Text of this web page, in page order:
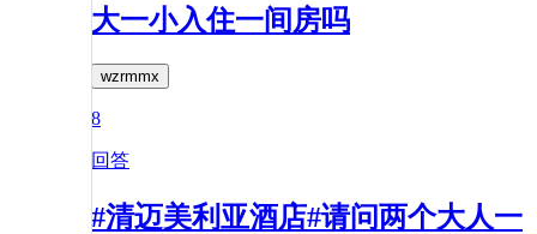
大一小入住一间房吗
wzrmmx
8
回答
#清迈美利亚酒店#请问两个大人一